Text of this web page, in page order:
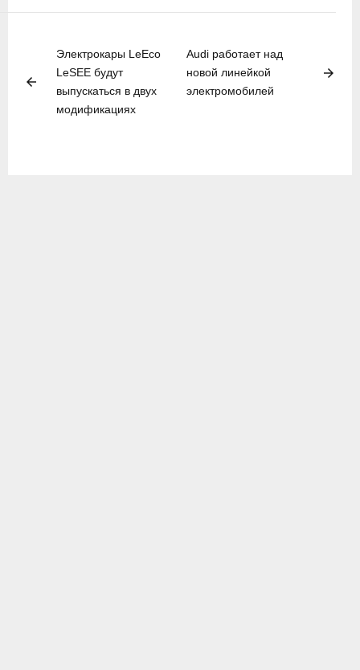
arrow_back
Электрокары LeEco
LeSEE будут
выпускаться в двух
модификациях
Audi работает над
новой линейкой
электромобилей
arrow_forward